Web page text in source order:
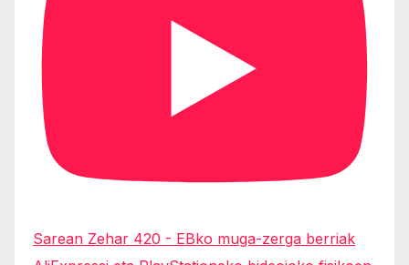
Sarean Zehar 420 - EBko muga-zerga berriak